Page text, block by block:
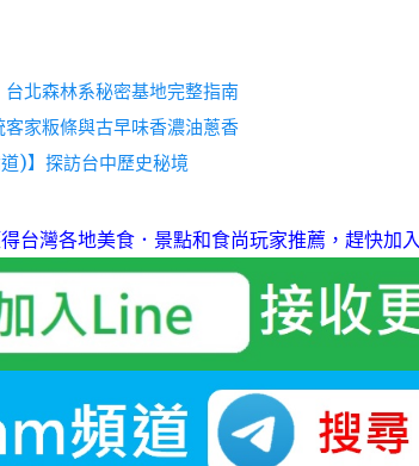
台北森林系秘密基地完整指南
客家粄條與古早味香濃油蔥香
)】探訪台中歷史秘境
台灣各地美食．景點和食尚玩家推薦，趕快加入